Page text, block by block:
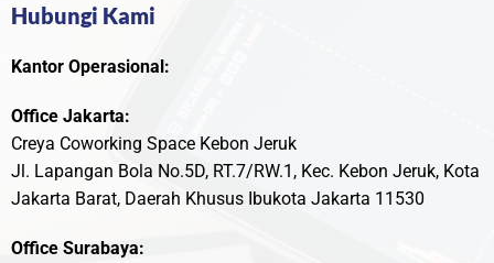
Hubungi Kami
Kantor Operasional:
Office Jakarta:
Creya Coworking Space Kebon Jeruk
Jl. Lapangan Bola No.5D, RT.7/RW.1, Kec. Kebon Jeruk, Kota
Jakarta Barat, Daerah Khusus Ibukota Jakarta 11530
Office Surabaya: